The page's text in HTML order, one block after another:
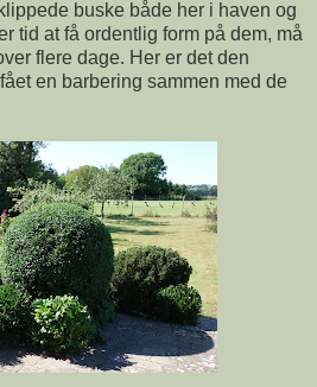
buske både her i haven og
tid at få ordentlig form på dem, må
flere dage. Her er det den
en barbering sammen med de